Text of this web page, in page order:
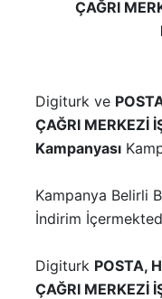
ÇAĞRI
Digiturk ve
ÇAĞRI MERKEZİ
Kampanyası
Kampanya Belirli
İndirim
Digiturk POSTA,
ÇAĞRI MERKEZİ